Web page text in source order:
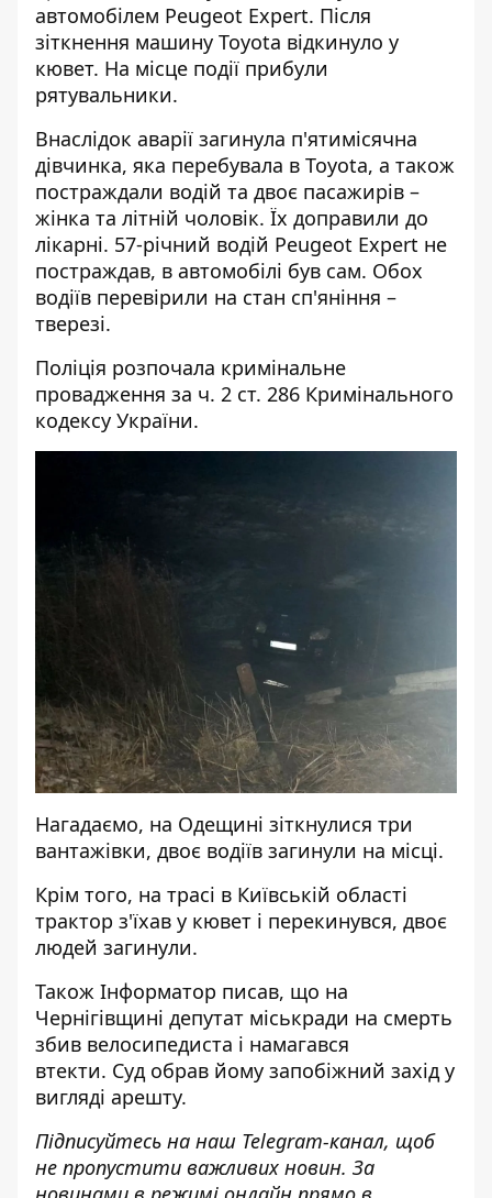
автомобілем Peugeot Expert. Після
зіткнення машину Toyota відкинуло у
кювет. На місце події прибули
рятувальники.
Внаслідок аварії загинула п'ятимісячна
дівчинка, яка перебувала в Toyota, а також
постраждали водій та двоє пасажирів –
жінка та літній чоловік. Їх доправили до
лікарні. 57-річний водій Peugeot Expert не
постраждав, в автомобілі був сам. Обох
водіїв перевірили на стан сп'яніння –
тверезі.
Поліція розпочала кримінальне
провадження за ч. 2 ст. 286 Кримінального
кодексу України.
Нагадаємо, на Одещині зіткнулися три
вантажівки, двоє водіїв загинули на місці.
Крім того, на трасі в Київській області
трактор з'їхав у кювет і перекинувся, двоє
людей загинули.
Також Інформатор писав, що на
Чернігівщині депутат міськради на смерть
збив велосипедиста і намагався
втекти. Суд обрав йому запобіжний захід у
вигляді арешту.
Підписуйтесь на наш Telegram-канал, щоб
не пропустити важливих новин. За